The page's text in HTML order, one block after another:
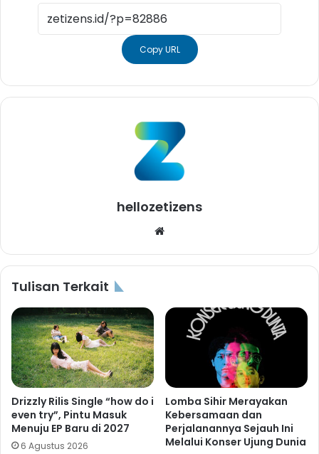
Copy URL
hellozetizens
Tulisan Terkait
Drizzly Rilis Single “how do i
even try”, Pintu Masuk
Menuju EP Baru di 2027
6 Agustus 2026
Lomba Sihir Merayakan
Kebersamaan dan
Perjalanannya Sejauh Ini
Melalui Konser Ujung Dunia